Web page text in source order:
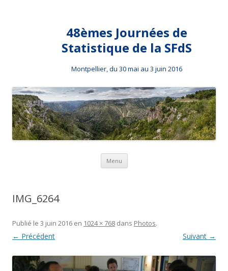
48èmes Journées de
Statistique de la SFdS
Montpellier, du 30 mai au 3 juin 2016
Menu Aller au contenu principal
IMG_6264
Publié le 3 juin 2016 en 1024 × 768 dans Photos.
← Précédent Suivant →